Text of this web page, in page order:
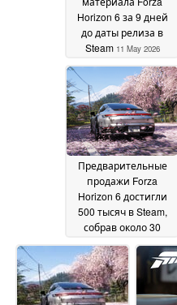
Horizon 6 за 9 дней
до даты релиза в
Steam 11 May 2026
Предварительные
продажи Forza
Horizon 6 достигли
500 тысяч в Steam,
собрав около 30
миллионов долларов
до запуска19 April 2026